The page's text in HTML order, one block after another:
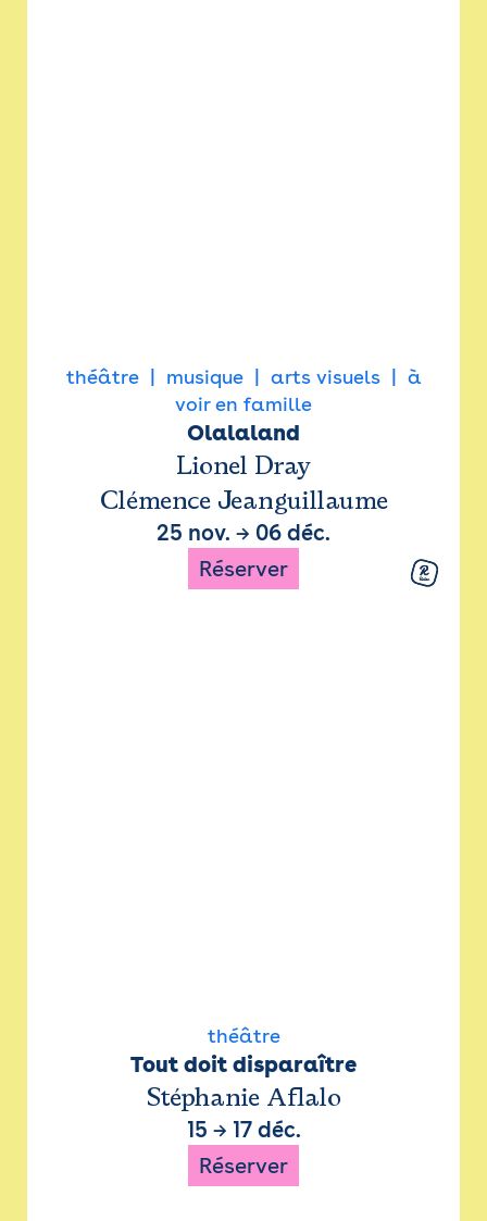
théâtre musique arts visuels
à
voir en famille
Olalaland
Lionel Dray
Clémence Jeanguillaume
25 nov. → 06 déc.
Réserver
théâtre
Tout doit disparaître
Stéphanie Aflalo
15 → 17 déc.
Réserver